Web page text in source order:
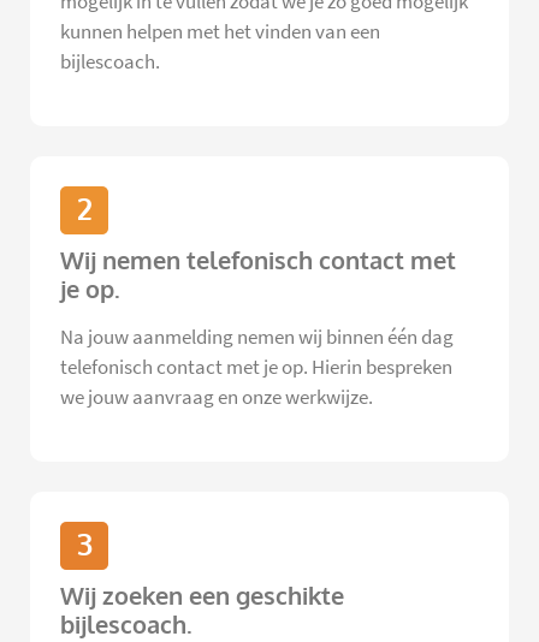
kunnen helpen met het vinden van een
bijlescoach.
2
Wij nemen telefonisch contact met
je op.
Na jouw aanmelding nemen wij binnen één dag
telefonisch contact met je op. Hierin bespreken
we jouw aanvraag en onze werkwijze.
3
Wij zoeken een geschikte
bijlescoach.